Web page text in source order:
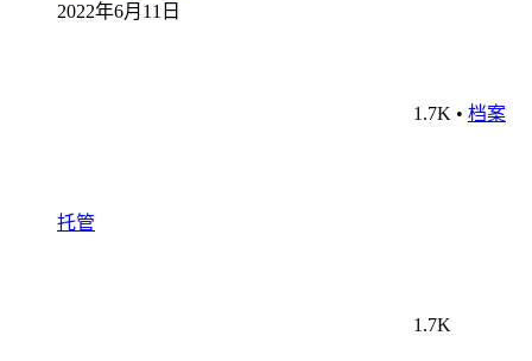
2022年6月11日
1.7K • 档案
托管
1.7K